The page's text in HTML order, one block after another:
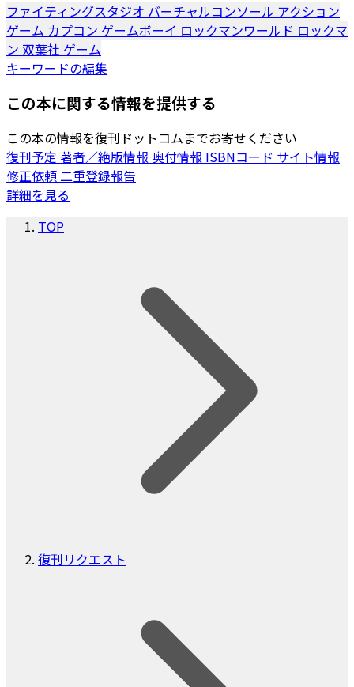
ファイティングスタジオ バーチャルコンソール アクション
ゲーム カプコン ゲームボーイ ロックマンワールド ロックマ
ン 双葉社 ゲーム
キーワードの編集
この本に関する情報を提供する
この本の情報を復刊ドットコムまでお寄せください
復刊予定 著者／絶版情報 奥付情報 ISBNコード サイト情報
修正依頼二重登録報告
詳細を見る
TOP
復刊リクエスト